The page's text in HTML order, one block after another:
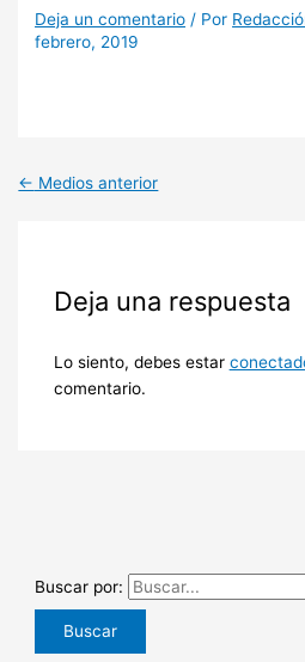
Deja un comentario / Por
febrero, 2019
← Medios anterior
Deja una respuesta
Lo siento, debes estar
comentario.
Buscar por: